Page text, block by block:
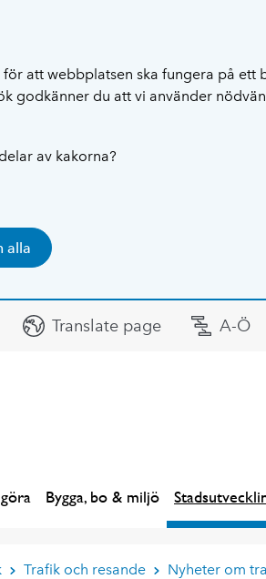
att webbplatsen ska fungera på ett
godkänner du att vi använder
av kakorna?
alla
Translate page A-Ö
Bygga, bo & miljö
Trafik och resande
Nyheter om